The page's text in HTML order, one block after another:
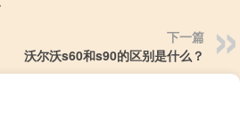
下一篇
沃尔沃s60和s90的区别是什么？